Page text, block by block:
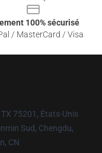
100% sécurisé
/ MasterCard / Visa
75201, États-Unis
Sud, Chengdu,
CN